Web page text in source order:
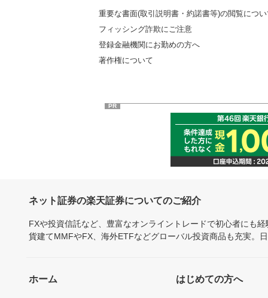
重要な書面(取引説明書・約諾書等)の閲覧につ
フィッシング詐欺にご注意
登録金融機関にお勤めの方へ
著作権について
PR
ネット証券の楽天証券についてのご紹介
FXや投資信託など、豊富なオンライントレードで初心者にも
貨建てMMFやFX、海外ETFなどグローバル投資商品も充実。
ホーム はじめての方へ